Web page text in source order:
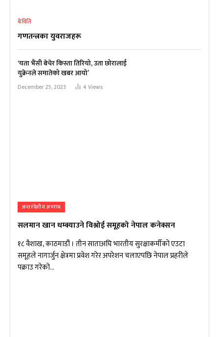
बेथिति
गणतन्त्रका युवराजहरू
‘यता भैंसी बेचेर किस्ता तिरियो, उता छोरालाई
युक्रेनले समातेको खबर आयो’
December 25, 2023 4 Views
अन्तरदेशीय अपराध
सलमान खान धम्क्याउने विश्नोई समूहको नेपाल कनेक्सन
१८ वैशाख, काठमाडौं । तीन साताअघि भारतीय सुरक्षाकर्मीको एउटा
समूहले नागार्जुन क्षेत्रमा प्रवेश गरेर अपरेशन चलाएपछि नेपाल प्रहरीले
पक्राउ गरेको…